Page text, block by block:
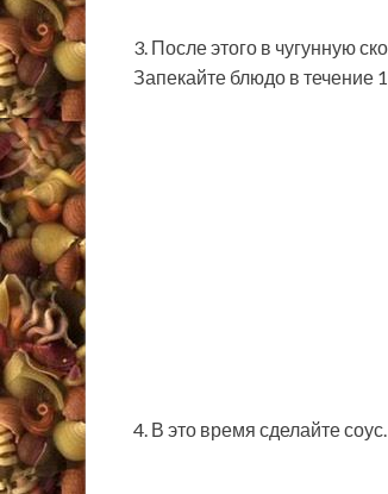
3. После этого в чугунную
Запекайте блюдо в течение
4. В это время сделайте